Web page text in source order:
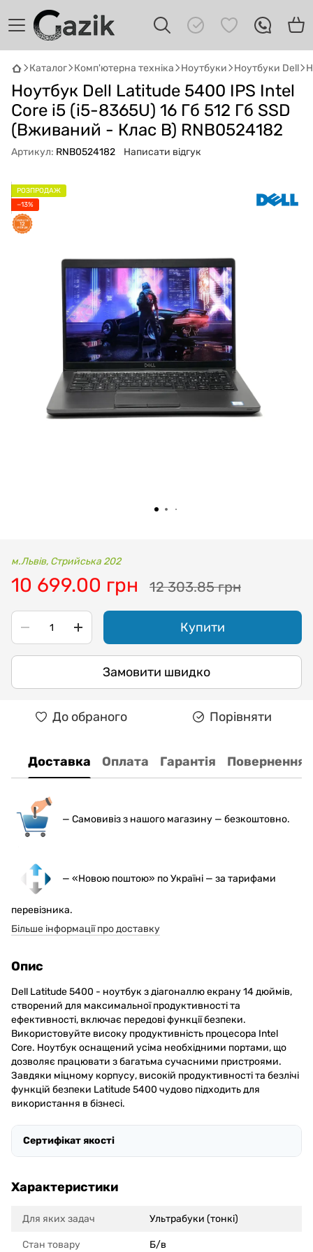
Каталог Комп'ютерна техніка Ноутбуки Ноутбуки Dell
Ноутбук Dell Latitude 5400 IPS Intel
Core i5 (i5-8365U) 16 Гб 512 Гб SSD
(Вживаний - Клас B) RNB0524182
Артикул: RNB0524182 Написати відгук
РОЗПРОДАЖ
−13%
м.Львів, Стрийська 202
10 699.00 грн 12 303.85 грн
Купити
Замовити швидко
До обраного Порівняти
Доставка Оплата Гарантія Повернення
— Самовивіз з нашого магазину — безкоштовно.
— «Новою поштою» по Україні — за тарифами
перевізника.
Більше інформації про доставку
Опис
Dell Latitude 5400 - ноутбук з діагоналлю екрану 14 дюймів,
створений для максимальної продуктивності та
ефективності, включає передові функції безпеки.
Використовуйте високу продуктивність процесора Intel
Core. Ноутбук оснащений усіма необхідними портами, що
дозволяє працювати з багатьма сучасними пристроями.
Завдяки міцному корпусу, високій продуктивності та безлічі
функцій безпеки Latitude 5400 чудово підходить для
використання в бізнесі.
Сертифікат якості
Характеристики
Для яких задач Ультрабуки (тонкі)
Стан товару Б/в
GAZIK AI
Онлайн · пошук техніки
Привіт! 👋 Я Gazik AI — допоможу
підібрати вживану комп'ютерну техніку.